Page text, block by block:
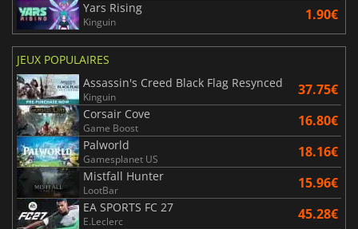
Yars Rising
Kinguin 1.90€
JEUX POPULAIRES
Assassin's Creed Black Flag Resynced
Kinguin 37.75€
Corsair Cove
Game Boost 16.80€
Palworld
Gamesplanet US 18.16€
Mistfall Hunter
LootBar 15.96€
EA SPORTS FC 27
E.Leclerc 45.28€